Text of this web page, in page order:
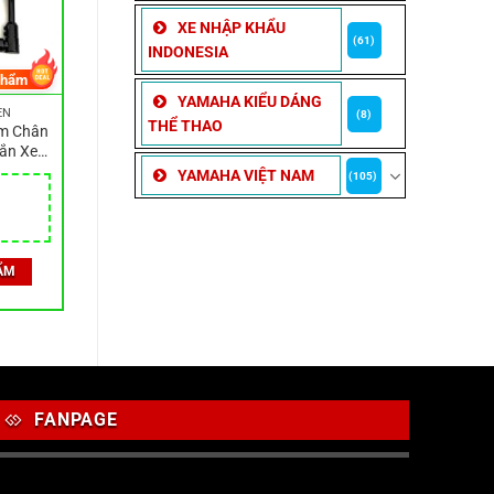
XE NHẬP KHẨU
INDONESIA
(61)
YAMAHA KIỂU DÁNG
THỂ THAO
(8)
YAMAHA VIỆT NAM (105)
Chân
Xe
ST2
FANPAGE